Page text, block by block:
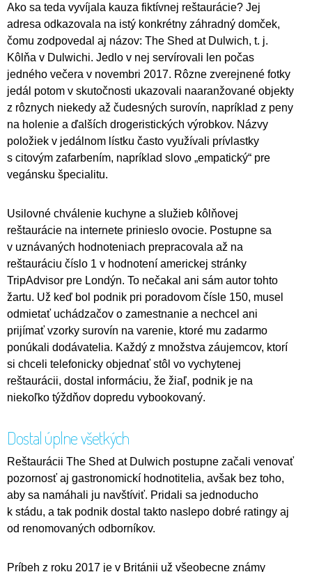
Ako sa teda vyvíjala kauza fiktívnej reštaurácie? Jej
adresa odkazovala na istý konkrétny záhradný domček,
čomu zodpovedal aj názov: The Shed at Dulwich, t. j.
Kôlňa v Dulwichi. Jedlo v nej servírovali len počas
jedného večera v novembri 2017. Rôzne zverejnené fotky
jedál potom v skutočnosti ukazovali naaranžované objekty
z rôznych niekedy až čudesných surovín, napríklad z peny
na holenie a ďalších drogeristických výrobkov. Názvy
položiek v jedálnom lístku často využívali prívlastky
s citovým zafarbením, napríklad slovo „empatický“ pre
vegánsku špecialitu.
Usilovné chválenie kuchyne a služieb kôlňovej
reštaurácie na internete prinieslo ovocie. Postupne sa
v uznávaných hodnoteniach prepracovala až na
reštauráciu číslo 1 v hodnotení americkej stránky
TripAdvisor pre Londýn. To nečakal ani sám autor tohto
žartu. Už keď bol podnik pri poradovom čísle 150, musel
odmietať uchádzačov o zamestnanie a nechcel ani
prijímať vzorky surovín na varenie, ktoré mu zadarmo
ponúkali dodávatelia. Každý z množstva záujemcov, ktorí
si chceli telefonicky objednať stôl vo vychytenej
reštaurácii, dostal informáciu, že žiaľ, podnik je na
niekoľko týždňov dopredu vybookovaný.
Dostal úplne všetkých
Reštaurácii The Shed at Dulwich postupne začali venovať
pozornosť aj gastronomickí hodnotitelia, avšak bez toho,
aby sa namáhali ju navštíviť. Pridali sa jednoducho
k stádu, a tak podnik dostal takto naslepo dobré ratingy aj
od renomovaných odborníkov.
Príbeh z roku 2017 je v Británii už všeobecne známy